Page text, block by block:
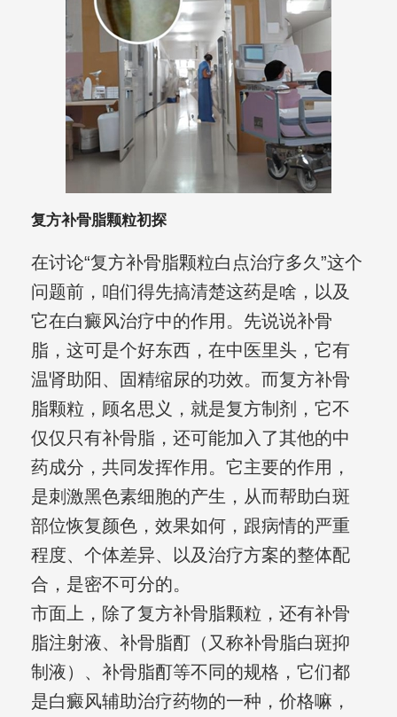
复方补骨脂颗粒初探
在讨论“复方补骨脂颗粒白点治疗多久”这个
问题前，咱们得先搞清楚这药是啥，以及
它在白癜风治疗中的作用。先说说补骨
脂，这可是个好东西，在中医里头，它有
温肾助阳、固精缩尿的功效。而复方补骨
脂颗粒，顾名思义，就是复方制剂，它不
仅仅只有补骨脂，还可能加入了其他的中
药成分，共同发挥作用。它主要的作用，
是刺激黑色素细胞的产生，从而帮助白斑
部位恢复颜色，效果如何，跟病情的严重
程度、个体差异、以及治疗方案的整体配
合，是密不可分的。
市面上，除了复方补骨脂颗粒，还有补骨
脂注射液、补骨脂酊（又称补骨脂白斑抑
制液）、补骨脂酊等不同的规格，它们都
是白癜风辅助治疗药物的一种，价格嘛，